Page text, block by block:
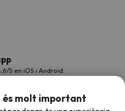
5 en iOS i Android.
és molt important